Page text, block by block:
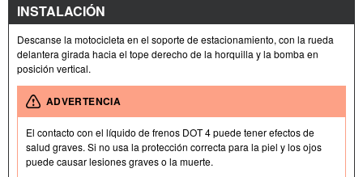
INSTALACIÓN
Descanse la motocicleta en el soporte de estacionamiento, con la rueda
delantera girada hacia el tope derecho de la horquilla y la bomba en
posición vertical.
ADVERTENCIA
El contacto con el líquido de frenos DOT 4 puede tener efectos de
salud graves. Si no usa la protección correcta para la piel y los ojos
puede causar lesiones graves o la muerte.